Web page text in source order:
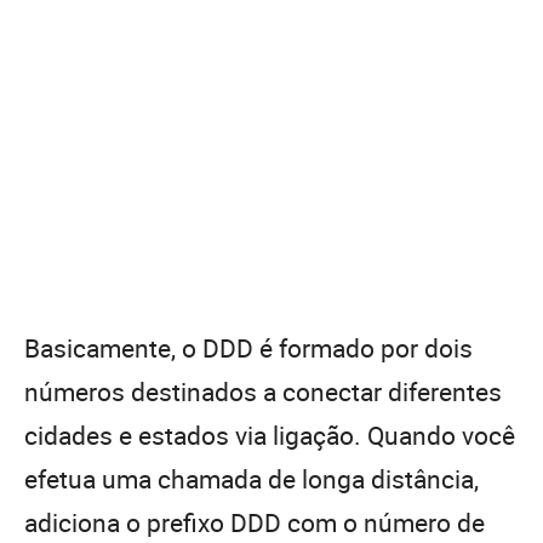
Basicamente, o DDD é formado por dois
números destinados a conectar diferentes
cidades e estados via ligação. Quando você
efetua uma chamada de longa distância,
adiciona o prefixo DDD com o número de